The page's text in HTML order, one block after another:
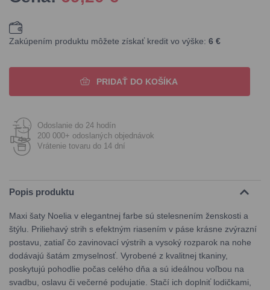
Zakúpením produktu môžete získať kredit vo výške: 6 €
PRIDAŤ DO KOŠÍKA
Odoslanie do 24 hodín
200 000+ odoslaných objednávok
Vrátenie tovaru do 14 dní
Popis produktu
Maxi šaty Noelia v elegantnej farbe sú stelesnením ženskosti a
štýlu. Priliehavý strih s efektným riasením v páse krásne zvýrazní
postavu, zatiaľ čo zavinovací výstrih a vysoký rozparok na nohe
dodávajú šatám zmyselnosť. Vyrobené z kvalitnej tkaniny,
poskytujú pohodlie počas celého dňa a sú ideálnou voľbou na
svadbu, oslavu či večerné podujatie. Stačí ich doplniť lodičkami,